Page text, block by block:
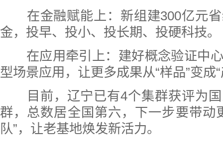
在金融赋能上：新组建300亿元省
金，投早、投小、投长期、投硬科技。
在应用牵引上：建好概念验证中心
型场景应用，让更多成果从“样品”变成
目前，辽宁已有4个集群获评为国
群，总数居全国第六，下一步要带动
队”，让老基地焕发新活力。